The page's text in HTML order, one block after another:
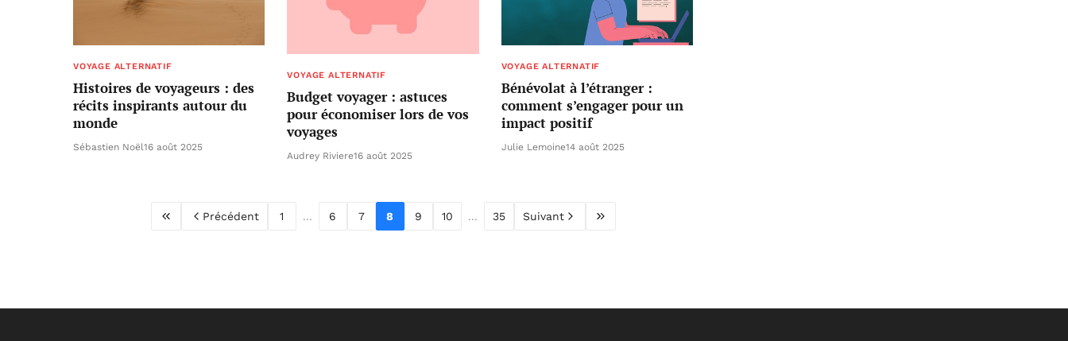
VOYAGE ALTERNATIF
Histoires de voyageurs : des
récits inspirants autour du
monde
Sébastien Noël16 août 2025
VOYAGE ALTERNATIF
Budget voyager : astuces
pour économiser lors de vos
voyages
Audrey Riviere16 août 2025
VOYAGE ALTERNATIF
Bénévolat à l’étranger :
comment s’engager pour un
impact positif
Julie Lemoine14 août 2025
Précédent 1 ... 6 7 8 9 10 ... 35 Suivant